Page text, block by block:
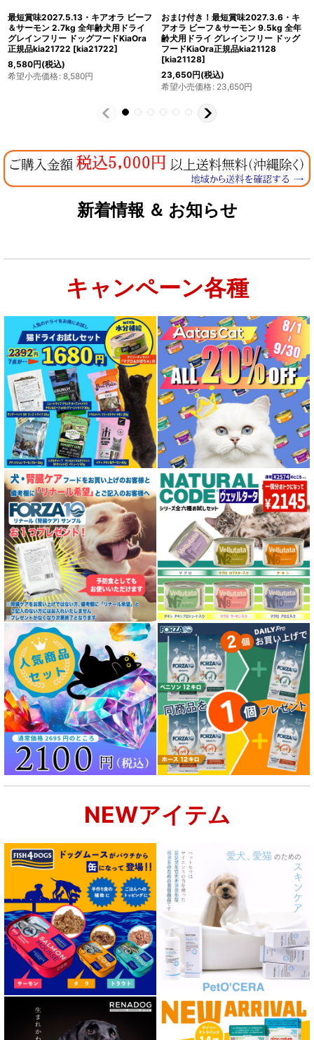
おまけ付き！最短賞味2027.4.16・キ
アオラ ラム＆サーモン 5kg 全年齢犬
用ドライ グレインフリー ドッグフー
ドKiaOra正規品kia21517 [kia21517
14,850円(税込)
希望小売価格: 14,850円
最短賞味2027.4.6・キアオラ ビーフ
＆レバー 400g 全年齢犬用ドライ グ
レインフリー ドッグフード KiaOra 正
規品 kia20442 [kia20442]
1,980円(税込)
希望小売価格: 1,980
新着情報 ＆ お知らせ
キャンペーン各種
NEWアイテム